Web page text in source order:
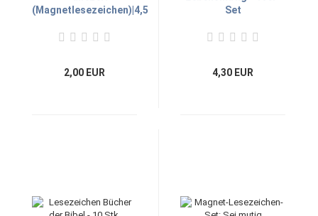
(Magnetlesezeichen)|4,5
2,00 EUR
Set
4,30 EUR